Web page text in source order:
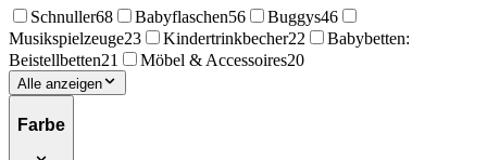
Schnuller68 Babyflaschen56 Buggys46
Musikspielzeuge23 Kindertrinkbecher22
Babybetten:
Beistellbetten21 Möbel & Accessoires20
Alle anzeigen
Farbe